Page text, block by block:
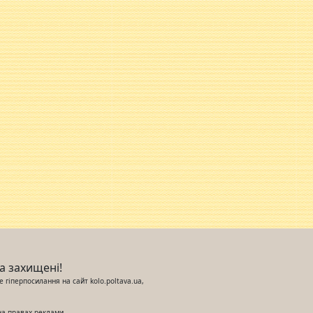
захищені!
гіперпосилання на сайт kolo.poltava.ua,